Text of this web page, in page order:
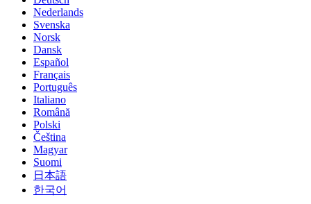
Nederlands
Svenska
Norsk
Dansk
Español
Français
Português
Italiano
Română
Polski
Čeština
Magyar
Suomi
日本語
한국어